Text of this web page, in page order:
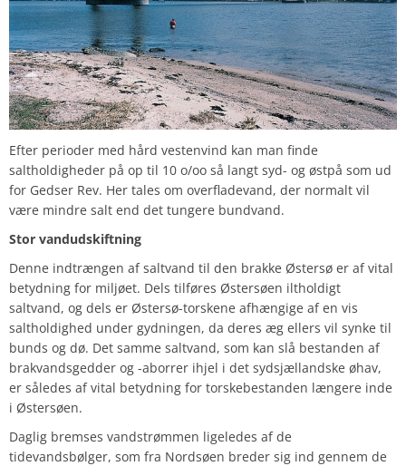
Efter perioder med hård vestenvind kan man finde
saltholdigheder på op til 10 o/oo så langt syd- og østpå som ud
for Gedser Rev. Her tales om overfladevand, der normalt vil
være mindre salt end det tungere bundvand.
Stor vandudskiftning
Denne indtrængen af saltvand til den brakke Østersø er af vital
betydning for miljøet. Dels tilføres Østersøen iltholdigt
saltvand, og dels er Østersø-torskene afhængige af en vis
saltholdighed under gydningen, da deres æg ellers vil synke til
bunds og dø. Det samme saltvand, som kan slå bestanden af
brakvandsgedder og -aborrer ihjel i det sydsjællandske øhav,
er således af vital betydning for torskebestanden længere inde
i Østersøen.
Daglig bremses vandstrømmen ligeledes af de
tidevandsbølger, som fra Nordsøen breder sig ind gennem de